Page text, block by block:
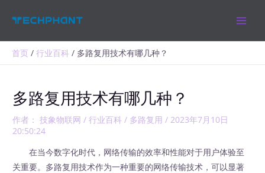
首页 行业百科 多路复用技术有哪几种？
多路复用技术有哪几种？
作者： 技象物联网/行业百科 / 多路复用 /2023年7月10日
20:50:24
在当今数字化时代，网络传输的效率和性能对于用户体验至
关重要。多路复用技术作为一种重要的网络传输技术，可以显著